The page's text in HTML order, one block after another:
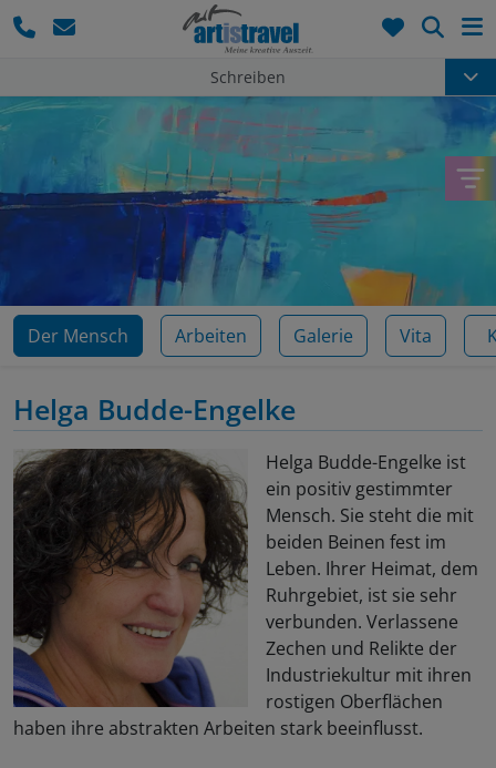
Schreiben
Der Mensch Arbeiten Galerie Vita
Helga Budde-Engelke
Helga Budde-Engelke ist
ein positiv gestimmter
Mensch. Sie steht die mit
beiden Beinen fest im
Leben. Ihrer Heimat, dem
Ruhrgebiet, ist sie sehr
verbunden. Verlassene
Zechen und Relikte der
Industriekultur mit ihren
rostigen Oberflächen
haben ihre abstrakten Arbeiten stark beeinflusst.